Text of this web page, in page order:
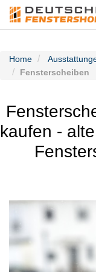
Alu Fenster
Balkontüren
Kunststoff-Alu
NACH TÜRENTYP
NACH MATERIAL
Aluminium-
Holz-Haustüren
Sonnenschutz
SEKTIONALTORE
Zubehör
Home
Fensterscheiben
kaufen -